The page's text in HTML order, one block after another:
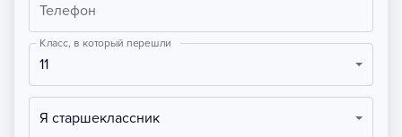
Телефон
Класс, в который перешли
11
Я старшеклассник